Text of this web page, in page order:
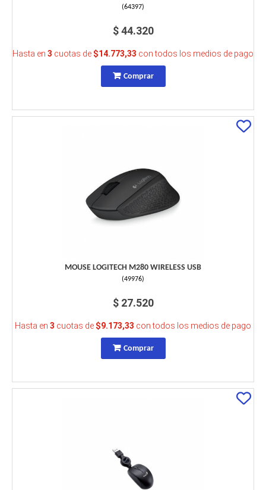
(64397)
$ 44.320
Hasta en 3 cuotas de $14.773,33 con todos los medios de pago
Comprar
MOUSE LOGITECH M280 WIRELESS USB
(49976)
$ 27.520
Hasta en 3 cuotas de $9.173,33 con todos los medios de pago
Comprar